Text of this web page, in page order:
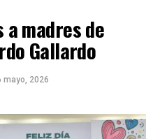
madres de
Gallardo
mayo, 2026